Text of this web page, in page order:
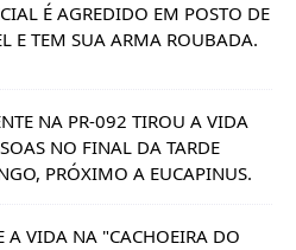
É AGREDIDO EM POSTO DE
E TEM SUA ARMA ROUBADA.
NA PR-092 TIROU A VIDA
NO FINAL DA TARDE
PRÓXIMO A EUCAPINUS.
A VIDA NA "CACHOEIRA DO